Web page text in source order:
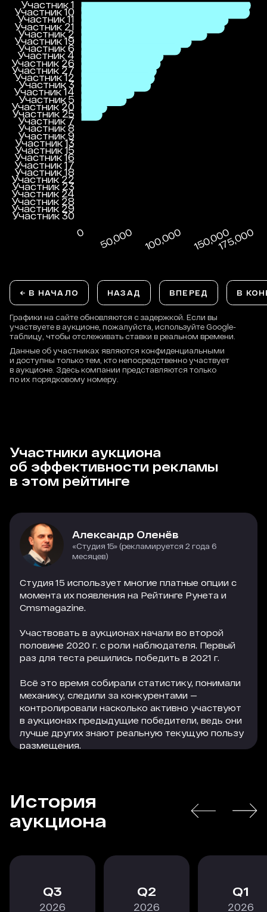
← В НАЧАЛО НАЗАД ВПЕРЕД В
Графики на сайте обновляются с задержкой. Если вы
участвуете в аукционе, пожалуйста, используйте Google-
таблицу, чтобы отслеживать ставки в реальном времени.
Данные об участниках являются конфиденциальными
и доступны только тем, кто непосредственно участвует
в аукционе. Здесь компании представляются только
по их порядковому номеру.
Участники аукциона
об эффективности рекламы
в этом рейтинге
Александр Оленёв
«Студия 15» (рекламируется 2 года 6
месяцев)
Студия 15 использует многие платные опции с
момента их появления на Рейтинге Рунета и
Cmsmagazine.
Участвовать в аукционах начали во второй
половине 2020 г. с роли наблюдателя. Первый
раз для теста решились победить в 2021 г.
Всё это время собирали статистику, понимали
механику, следили за конкурентами —
контролировали насколько активно участвуют
в аукционах предыдущие победители, ведь они
лучше других знают реальную текущую пользу
размещения.
наиболее точно отражающие нашу
специализацию. А там аккумулируется нужная
нам целевая аудитория.
стабильный. Его качество по анализируемым
Стоимость перехода оказалась ниже, чем мы
прогнозировали, наверное, дают о себе знать
РАСКРЫТЬ
История
аукциона
3
2026
2
2026
1
2026